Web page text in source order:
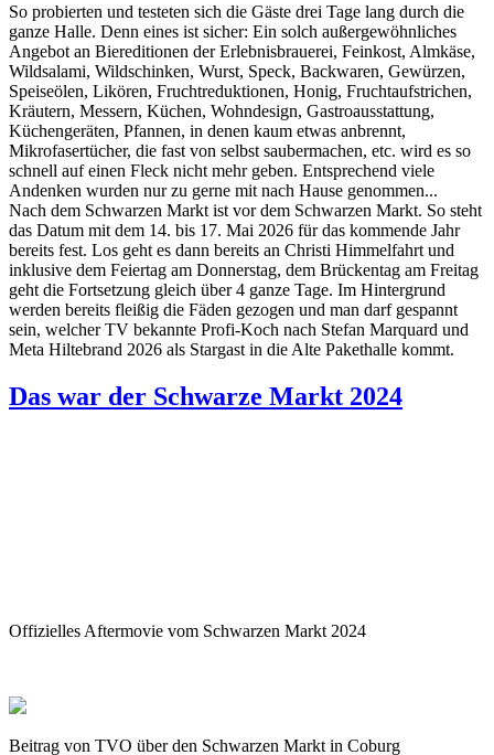
So probierten und testeten sich die Gäste drei Tage lang durch die
ganze Halle. Denn eines ist sicher: Ein solch außergewöhnliches
Angebot an Biereditionen der Erlebnisbrauerei, Feinkost, Almkäse,
Wildsalami, Wildschinken, Wurst, Speck, Backwaren, Gewürzen,
Speiseölen, Likören, Fruchtreduktionen, Honig, Fruchtaufstrichen,
Kräutern, Messern, Küchen, Wohndesign, Gastroausstattung,
Küchengeräten, Pfannen, in denen kaum etwas anbrennt,
Mikrofasertücher, die fast von selbst saubermachen, etc. wird es so
schnell auf einen Fleck nicht mehr geben. Entsprechend viele
Andenken wurden nur zu gerne mit nach Hause genommen...
Nach dem Schwarzen Markt ist vor dem Schwarzen Markt. So steht
das Datum mit dem 14. bis 17. Mai 2026 für das kommende Jahr
bereits fest. Los geht es dann bereits an Christi Himmelfahrt und
inklusive dem Feiertag am Donnerstag, dem Brückentag am Freitag
geht die Fortsetzung gleich über 4 ganze Tage. Im Hintergrund
werden bereits fleißig die Fäden gezogen und man darf gespannt
sein, welcher TV bekannte Profi-Koch nach Stefan Marquard und
Meta Hiltebrand 2026 als Stargast in die Alte Pakethalle kommt.
Das war der Schwarze Markt 2024
Offizielles Aftermovie vom Schwarzen Markt 2024
Beitrag von TVO über den Schwarzen Markt in Coburg